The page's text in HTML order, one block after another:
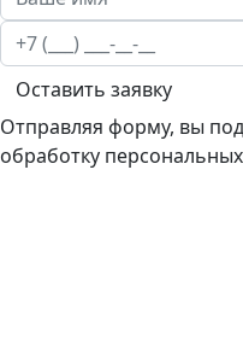
Оставить заявку
Отправляя форму, вы
обработку